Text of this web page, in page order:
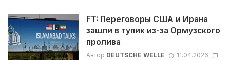
FT: Переговоры США и Ирана
зашли в тупик из-за Ормузского
пролива
Автор DEUTSCHE WELLE
11.04.2026